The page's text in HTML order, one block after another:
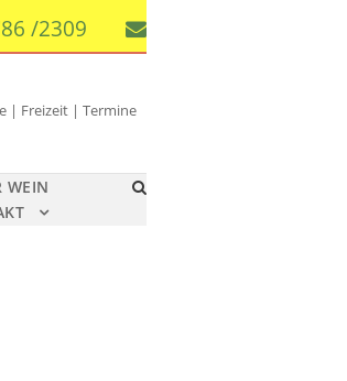
/2309
| Freizeit | Termine
WEIN